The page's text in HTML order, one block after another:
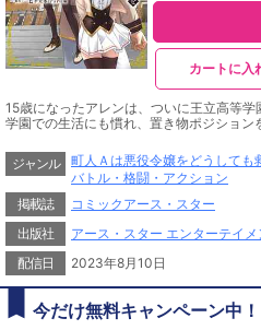
カートに入
15歳になったアレンは、ついに王立高等学
学園での生活にも慣れ、置き物ポジショ
ジャンル
町人Ａは悪役令嬢をどうしても
バトル・格闘・アクション
掲載誌
コミックアース・スター
出版社
アース・スター エンターテイメ
配信日
2023年8月10日
今だけ無料キャンペーン中！